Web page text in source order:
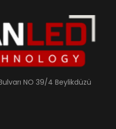
NO 39/4 Beylikdüzü